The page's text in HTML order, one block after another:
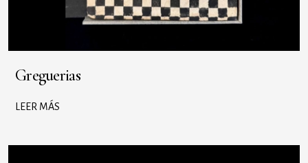
Greguerias
LEER MÁS